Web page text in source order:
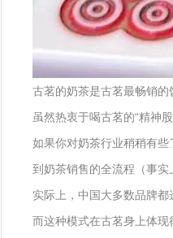
古茗的奶茶是古茗最畅销
虽然热衷于喝古茗的“精神
如果你对奶茶行业稍稍有
到奶茶销售的全流程（事
实际上，中国大多数品牌
而这种模式在古茗身上体